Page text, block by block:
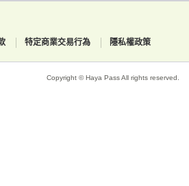
特定商業交易行為 隱私權政策
Copyright © Haya Pass All rights reserved.